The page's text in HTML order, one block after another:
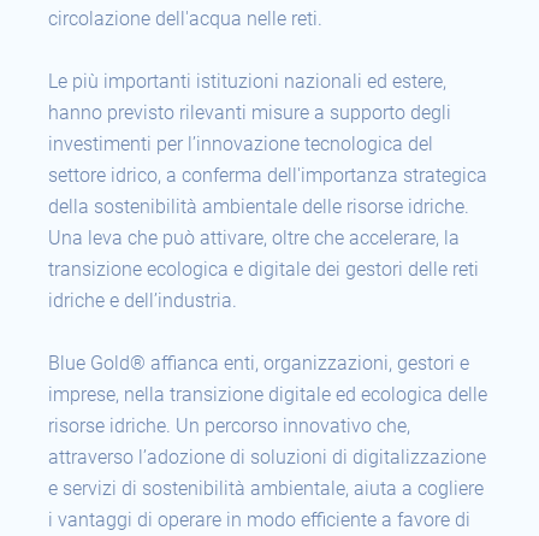
circolazione dell'acqua nelle reti.
Le più importanti istituzioni nazionali ed estere,
hanno previsto rilevanti misure a supporto degli
investimenti per l’innovazione tecnologica del
settore idrico, a conferma dell'importanza strategica
della sostenibilità ambientale delle risorse idriche.
Una leva che può attivare, oltre che accelerare, la
transizione ecologica e digitale dei gestori delle reti
idriche e dell’industria.
Blue Gold® affianca enti, organizzazioni, gestori e
imprese, nella transizione digitale ed ecologica delle
risorse idriche. Un percorso innovativo che,
attraverso l’adozione di soluzioni di digitalizzazione
e servizi di sostenibilità ambientale, aiuta a cogliere
i vantaggi di operare in modo efficiente a favore di